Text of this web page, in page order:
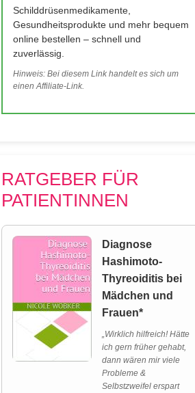
Schilddrüsenmedikamente,
Gesundheitsprodukte und mehr bequem
online bestellen – schnell und
zuverlässig.
Hinweis: Bei diesem Link handelt es sich um
einen Affiliate-Link.
RATGEBER FÜR
PATIENTINNEN
Diagnose
Hashimoto-
Thyreoiditis bei
Mädchen und
Frauen*
„Wirklich hilfreich! Hätte
ich gern früher gehabt,
dann wären mir viele
Probleme &
Selbstzweifel erspart